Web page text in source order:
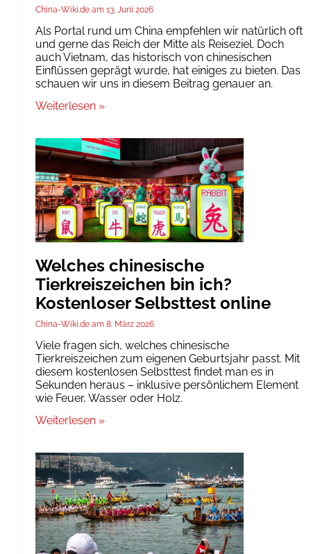
China-Wiki.de 13. Juni 2026
Als Portal rund um China empfehlen wir natürlich oft
und gerne das Reich der Mitte als Reiseziel. Doch
auch Vietnam, das historisch von chinesischen
Einflüssen geprägt wurde, hat einiges zu bieten. Das
schauen wir uns in diesem Beitrag genauer an.
Weiterlesen »
Welches chinesische
Tierkreiszeichen bin ich?
Kostenloser Selbsttest online
China-Wiki.de 8. März 2026
Viele fragen sich, welches chinesische
Tierkreiszeichen zum eigenen Geburtsjahr passt. Mit
diesem kostenlosen Selbsttest findet man es in
Sekunden heraus – inklusive persönlichem Element
wie Feuer, Wasser oder Holz.
Weiterlesen »